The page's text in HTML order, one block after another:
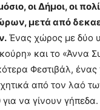
οι Δήμοι, οι
μετά από
Ένας χώρος με δύο
και το «Άννα
Φεστιβάλ,
από τον λαό
για να γίνουν